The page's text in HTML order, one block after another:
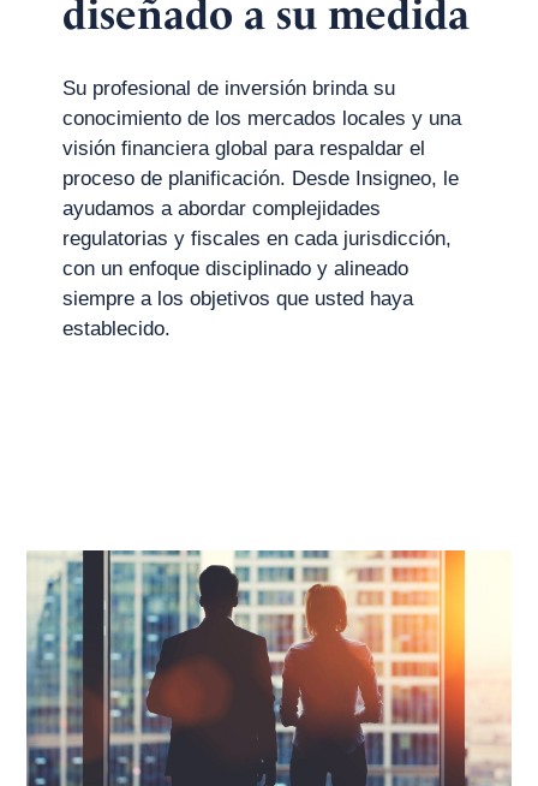
diseñado a su medida
Su profesional de inversión brinda su
conocimiento de los mercados locales y una
visión financiera global para respaldar el
proceso de planificación. Desde Insigneo, le
ayudamos a abordar complejidades
regulatorias y fiscales en cada jurisdicción,
con un enfoque disciplinado y alineado
siempre a los objetivos que usted haya
establecido.